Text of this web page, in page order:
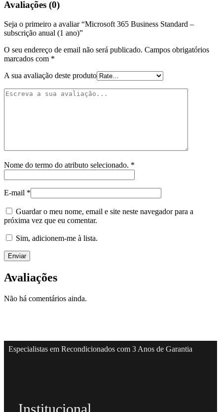
Avaliações (0)
Seja o primeiro a avaliar “Microsoft 365 Business Standard –
subscrição anual (1 ano)”
O seu endereço de email não será publicado. Campos obrigatórios
marcados com *
A sua avaliação deste produto
Nome do termo do atributo selecionado. *
E-mail *
Guardar o meu nome, email e site neste navegador para a
próxima vez que eu comentar.
Sim, adicionem-me à lista.
Avaliações
Não há comentários ainda.
Especialistas em Recondicionados com 3 Anos de Garantia